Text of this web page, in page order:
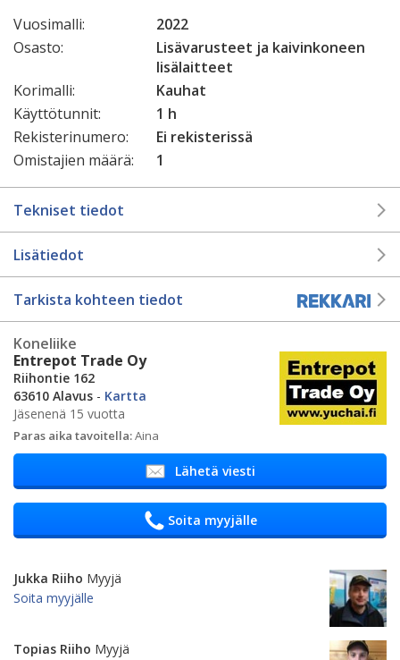
Vuosimalli:
2022
Osasto:
Lisävarusteet ja kaivinkoneen
lisälaitteet
Korimalli:
Kauhat
Käyttötunnit:
1 h
Rekisterinumero:
Ei rekisterissä
Omistajien määrä:
1
Tekniset tiedot
Lisätiedot
Tarkista kohteen tiedot
Koneliike
Entrepot Trade Oy
Riihontie 162
63610 Alavus - Kartta
Jäsenenä 15 vuotta
Paras aika tavoitella:Aina
Lähetä viesti
Soita myyjälle
Jukka Riiho Myyjä
Soita myyjälle
Topias Riiho Myyjä